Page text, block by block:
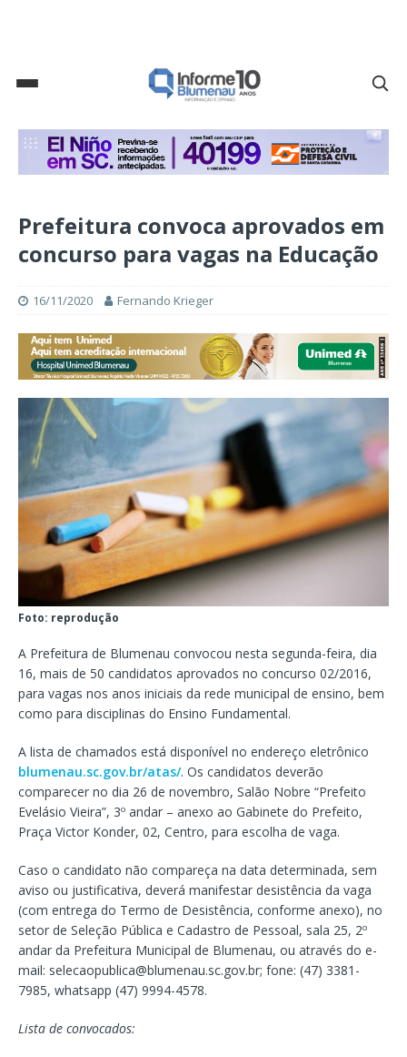
Prefeitura convoca aprovados em
concurso para vagas na Educação
16/11/2020 Fernando Krieger
Foto: reprodução
A Prefeitura de Blumenau convocou nesta segunda-feira, dia
16, mais de 50 candidatos aprovados no concurso 02/2016,
para vagas nos anos iniciais da rede municipal de ensino, bem
como para disciplinas do Ensino Fundamental.
A lista de chamados está disponível no endereço eletrônico
blumenau.sc.gov.br/atas/. Os candidatos deverão
comparecer no dia 26 de novembro, Salão Nobre “Prefeito
Evelásio Vieira”, 3º andar – anexo ao Gabinete do Prefeito,
Praça Victor Konder, 02, Centro, para escolha de vaga.
Caso o candidato não compareça na data determinada, sem
aviso ou justificativa, deverá manifestar desistência da vaga
(com entrega do Termo de Desistência, conforme anexo), no
setor de Seleção Pública e Cadastro de Pessoal, sala 25, 2º
andar da Prefeitura Municipal de Blumenau, ou através do e-
mail: selecaopublica@blumenau.sc.gov.br; fone: (47) 3381-
7985, whatsapp (47) 9994-4578.
Lista de convocados: